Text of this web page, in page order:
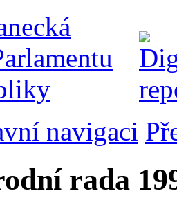
navigaci
rada